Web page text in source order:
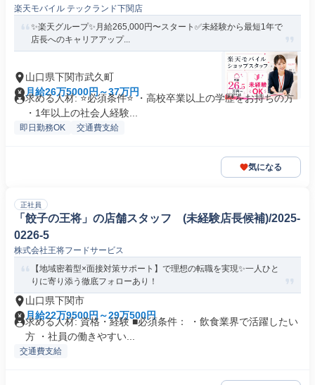
楽天モバイル テックランド下関店
✨楽天グループ✨月給265,000円〜スタート✅未経験から最短1年で
店長へのキャリアアップ...
山口県下関市武久町
月給26万5000円～37万円
求める人材: ⭐必須条件⭐ ・高校卒業以上の学歴をお持ちの方
・1年以上の社会人経験...
即日勤務OK 交通費支給
気になる
正社員
「餃子の王将」の店舗スタッフ (未経験店長候補)/2025-
0226-5
株式会社王将フードサービス
【地域密着型×面接対策サポート】で理想の転職を実現✨一人ひと
りに寄り添う徹底フォローあり！
山口県下関市
月給22万9500円～29万500円
求める人材: 資格・経験 ■必須条件： ・飲食業界で活躍したい
方 ・社員の働きやすい...
交通費支給